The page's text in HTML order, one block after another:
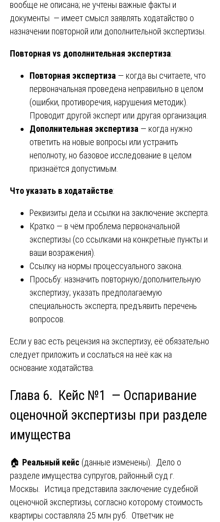
вообще не описана; не учтены важные факты и
документы — имеет смысл заявлять ходатайство о
назначении повторной или дополнительной экспертизы.
Повторная vs дополнительная экспертиза:
Повторная экспертиза — когда вы считаете, что
первоначальная проведена неправильно в целом
(ошибки, противоречия, нарушения методик).
Проводит другой эксперт или другая организация.
Дополнительная экспертиза — когда нужно
ответить на новые вопросы или устранить
неполноту, но базовое исследование в целом
признаётся допустимым.
Что указать в ходатайстве:
Реквизиты дела и ссылки на заключение эксперта.
Кратко — в чём проблема первоначальной
экспертизы (со ссылками на конкретные пункты и
ваши возражения).
Ссылку на нормы процессуального закона.
Просьбу: назначить повторную/дополнительную
экспертизу; указать предполагаемую
специальность эксперта; предъявить перечень
вопросов.
Если у вас есть рецензия на экспертизу, её обязательно
следует приложить и сослаться на неё как на
основание ходатайства.
Глава 6. Кейс №1 — Оспаривание
оценочной экспертизы при разделе
имущества
🏠 Реальный кейс (данные изменены). Дело о
разделе имущества супругов, районный суд г.
Москвы. Истица представила заключение судебной
оценочной экспертизы, согласно которому стоимость
квартиры составляла 25 млн руб. Ответчик не